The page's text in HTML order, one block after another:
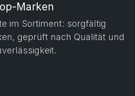
Marken
im Sortiment: sorgfältig
geprüft nach Qualität und